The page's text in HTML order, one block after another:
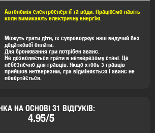
НА ОСНОВІ 31 ВІДГУКІВ:
4.95/5
Автономія електроенергії та води. Працюємо навіть
коли вимикають електричну енергію.
Можуть грати діти, їх супроводжує наш ведучий без
додаткової оплати.
Для бронювання гри потрібен аванс.
Не дозволяється грати в нетверезому стані. Це
небезпечно для гравців. Якщо хтось з гравців
прийшов нетверезим, гра відміняється і аванс не
повертається.